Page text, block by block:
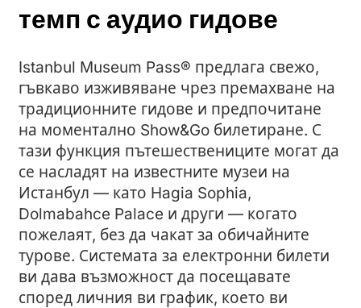
темп с аудио гидове
Istanbul Museum Pass® предлага свежо,
гъвкаво изживяване чрез премахване на
традиционните гидове и предпочитане
на моментално Show&Go билетиране. С
тази функция пътешествениците могат да
се насладят на известните музеи на
Истанбул — като Hagia Sophia,
Dolmabahce Palace и други — когато
пожелaят, без да чакат за обичайните
турове. Системата за електронни билети
ви дава възможност да посещавате
според личния ви график, което ви